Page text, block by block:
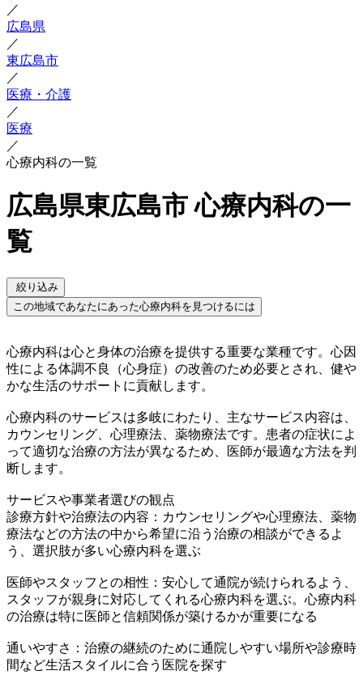
／
広島県
／
東広島市
／
医療・介護
／
医療
／
心療内科の一覧
広島県東広島市 心療内科の一
覧
絞り込み
この地域であなたにあった心療内科を見つけるには
心療内科は心と身体の治療を提供する重要な業種です。心因
性による体調不良（心身症）の改善のため必要とされ、健や
かな生活のサポートに貢献します。
心療内科のサービスは多岐にわたり、主なサービス内容は、
カウンセリング、心理療法、薬物療法です。患者の症状によ
って適切な治療の方法が異なるため、医師が最適な方法を判
断します。
サービスや事業者選びの観点
診療方針や治療法の内容：カウンセリングや心理療法、薬物
療法などの方法の中から希望に沿う治療の相談ができるよ
う、選択肢が多い心療内科を選ぶ
医師やスタッフとの相性：安心して通院が続けられるよう、
スタッフが親身に対応してくれる心療内科を選ぶ。心療内科
の治療は特に医師と信頼関係が築けるかが重要になる
通いやすさ：治療の継続のために通院しやすい場所や診療時
間など生活スタイルに合う医院を探す